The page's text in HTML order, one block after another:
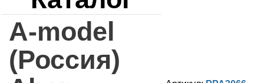
A-model
(Россия)